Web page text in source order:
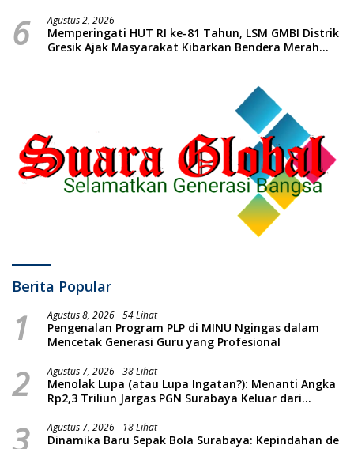
Massal dan Santunan Anak Yatim
6 Agustus 2, 2026
Memperingati HUT RI ke-81 Tahun, LSM GMBI Distrik
Gresik Ajak Masyarakat Kibarkan Bendera Merah
Berita Popular
1 Agustus 8, 2026 54 Lihat
Pengenalan Program PLP di MINU Ngingas dalam
Mencetak Generasi Guru yang Profesional
2 Agustus 7, 2026 38 Lihat
Menolak Lupa (atau Lupa Ingatan?): Menanti Angka
Rp2,3 Triliun Jargas PGN Surabaya Keluar dari
3 Agustus 7, 2026 18 Lihat
Dinamika Baru Sepak Bola Surabaya: Kepindahan de